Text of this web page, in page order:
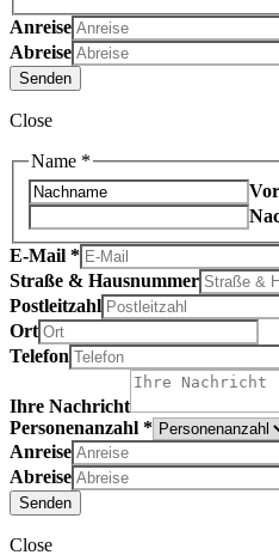
Anreise
Abreise
Senden
Close
Name *
E-Mail *
Straße & Hausnummer
Postleitzahl
Ort
Telefon
Ihre Nachricht
Personenanzahl *
Anreise
Abreise
Senden
Close